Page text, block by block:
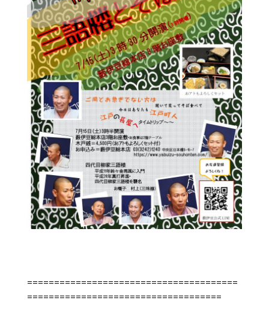
=======================================
====================================